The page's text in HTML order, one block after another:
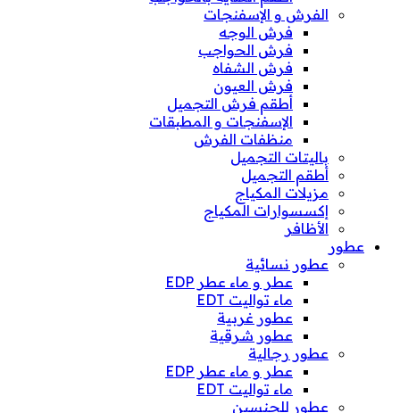
الفرش و الإسفنجات
فرش الوجه
فرش الحواجب
فرش الشفاه
فرش العيون
أطقم فرش التجميل
الإسفنجات و المطبقات
منظفات الفرش
باليتات التجميل
أطقم التجميل
مزيلات المكياج
إكسسوارات المكياج
الأظافر
عطور
عطور نسائية
عطر و ماء عطر EDP
ماء تواليت EDT
عطور غربية
عطور شرقية
عطور رجالية
عطر و ماء عطر EDP
ماء تواليت EDT
عطور للجنسين